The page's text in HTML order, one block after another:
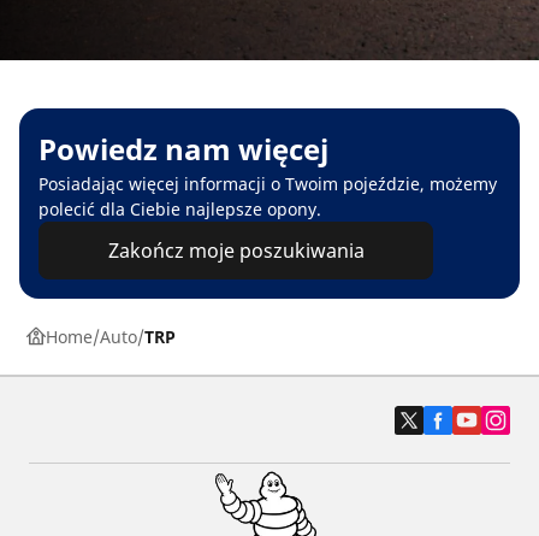
Powiedz nam więcej
Posiadając więcej informacji o Twoim pojeździe, możemy
polecić dla Ciebie najlepsze opony.
Zakończ moje poszukiwania
Home Auto TRP